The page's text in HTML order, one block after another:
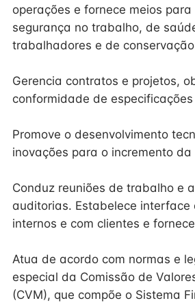
operações e fornece meios
segurança no trabalho, de
trabalhadores e de
Gerencia contratos e projetos,
conformidade de
Promove o desenvolvimento
inovações para o incremento
Conduz reuniões de trabalho e
auditorias. Estabelece interface
internos e com clientes e
Atua de acordo com normas e
especial da Comissão de
(CVM), que compõe o Sistema